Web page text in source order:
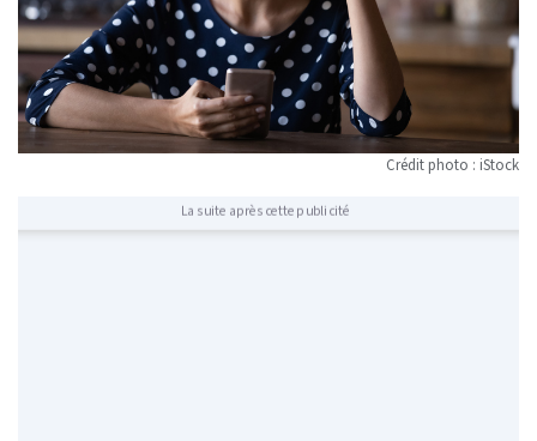
Crédit photo : iStock
La suite après cette publicité